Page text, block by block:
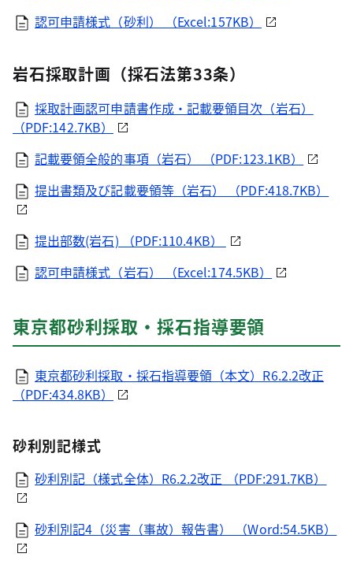
認可申請様式（砂利） （Excel:157KB）
岩石採取計画（採石法第33条）
採取計画認可申請書作成・記載要領目次（岩石）
（PDF:142.7KB）
記載要領全般的事項（岩石） （PDF:123.1KB）
提出書類及び記載要領等（岩石） （PDF:418.7KB）
提出部数(岩石) （PDF:110.4KB）
認可申請様式（岩石） （Excel:174.5KB）
東京都砂利採取・採石指導要領
東京都砂利採取・採石指導要領（本文）R6.2.2改正
（PDF:434.8KB）
砂利別記様式
砂利別記（様式全体）R6.2.2改正 （PDF:291.7KB）
砂利別記4（災害（事故）報告書） （Word:54.5KB）